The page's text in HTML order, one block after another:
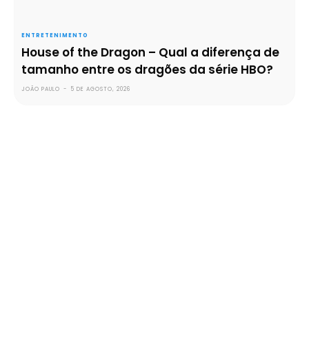
ENTRETENIMENTO
House of the Dragon – Qual a diferença de
tamanho entre os dragões da série HBO?
JOÃO PAULO - 5 DE AGOSTO, 2026